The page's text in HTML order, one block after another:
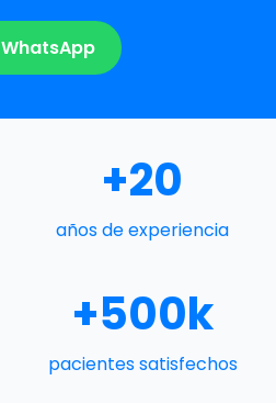
WhatsApp
+20
años de experiencia
+500k
pacientes satisfechos